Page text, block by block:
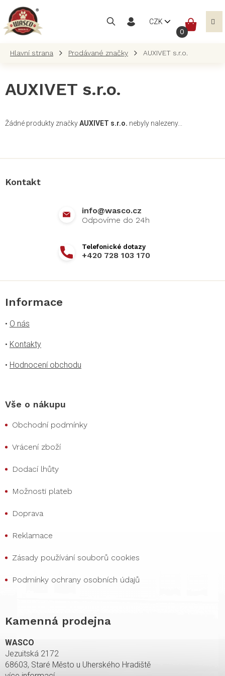
obsah
CZK
Prodávané značky AUXIVET s.r.o.
AUXIVET s.r.o.
Žádné produkty značkyAUXIVET s.r.o. nebyly nalezeny...
Kontakt
info@wasco.cz
+420 728 103 170
Informace
• O nás
• Kontakty
• Hodnocení obchodu
Vše o nákupu
Obchodní podmínky
Vrácení zboží
Dodací lhůty
Možnosti plateb
Doprava
Reklamace
Zásady používání souborů cookies
Podmínky ochrany osobních údajů
Kamenná prodejna
WASCO
Jezuitská 2172
68603, Staré Město u Uherského Hradiště